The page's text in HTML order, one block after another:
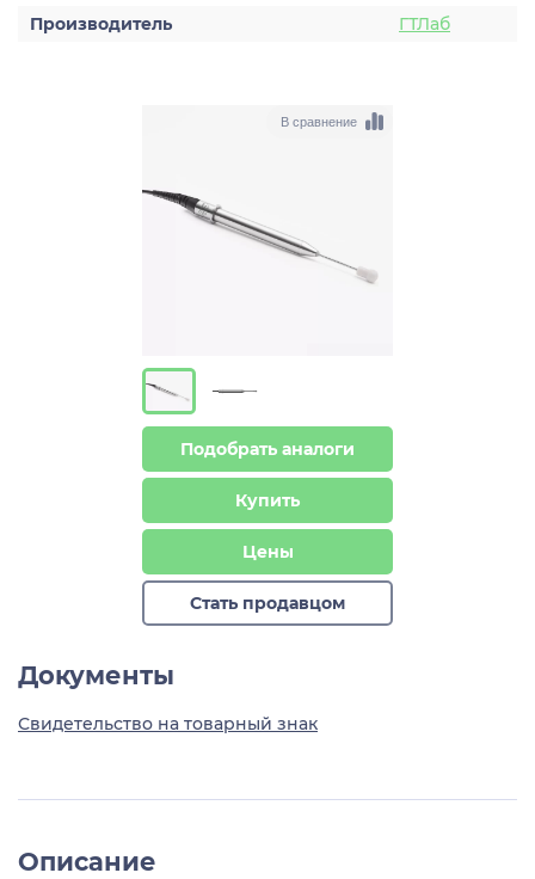
Производитель ГТЛаб
В сравнение
Подобрать аналоги
Купить
Цены
Стать продавцом
Документы
Свидетельство на товарный знак
Описание